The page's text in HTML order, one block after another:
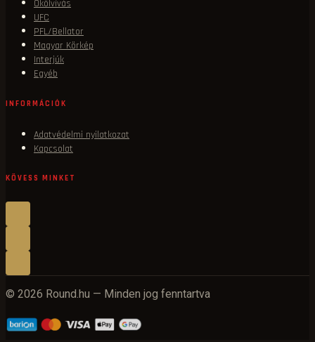
Ökölvívás
UFC
PFL/Bellator
Magyar Körkép
Interjúk
Egyéb
INFORMÁCIÓK
Adatvédelmi nyilatkozat
Kapcsolat
KÖVESS MINKET
© 2026 Round.hu — Minden jog fenntartva